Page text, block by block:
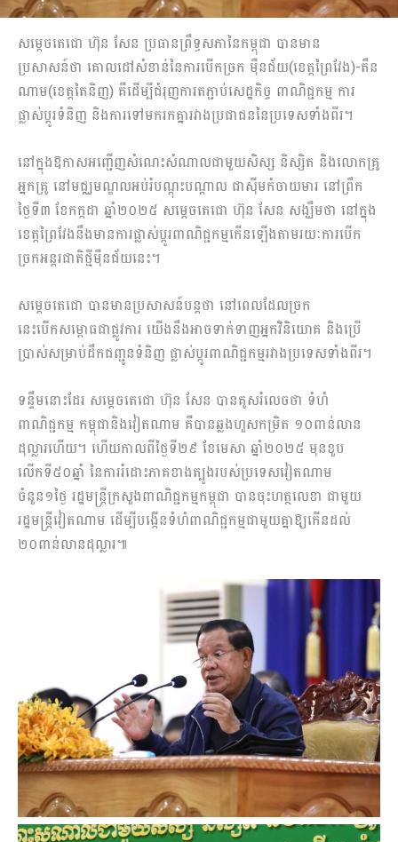
សម្ដេចតេជោ ហ៊ុន សែន ប្រធានព្រឹទ្ធសភានៃកម្ពុជា បានមាន
ប្រសាសន៍ថា គោលដៅសំខាន់នៃការបើកច្រក ម៉ឺន​ជ័យ​(​ខេត្ត​ព្រៃ​វែង​)-​តឹ​ន​
ណា​ម​(​ខេត្ត​តៃ​និ​ញ​) គឺដើម្បីជំរុញការតភ្ជាប់សេដ្ឋកិច្ច ពាណិជ្ជកម្ម ការ
ផ្លាស់ប្ដូរទំនិញ និងការទៅមករកគ្នារវាងប្រជាជននៃប្រទេសទាំងពីរ។
នៅក្នុងឱកាសអញ្ជើញសំណេះសំណាលជាមួយសិស្ស និស្សិត និងលោកគ្រូ
អ្នកគ្រូ នៅមជ្ឈមណ្ឌលអប់រំបណ្តុះបណ្តាល ជាស៊ីមកំចាយមារ នៅព្រឹក
ថ្ងៃទី៣ ខែកក្កដា ឆ្នាំ២០២៥ សម្ដេចតេជោ ហ៊ុន សែន សង្ឃឹមថា នៅក្នុង
ខេត្ដព្រៃវែងនឹងមានការផ្លាស់ប្ដូរពាណិជ្ជកម្មកើនឡើងតាមរយៈការបើក
ច្រកអន្ដរជាតិថ្មីម៉ឺនជ័យនេះ។
សម្ដេចតេជោ បានមានប្រសាសន៍បន្ដថា នៅពេលដែលច្រក
នេះបើកសម្ពោធជាផ្លូវការ យើងនឹងអាចទាក់ទាញអ្នកវិនិយោគ និងប្រើ
ប្រាស់សម្រាប់ដឹកជញ្ជូនទំនិញ ផ្លាស់ប្ដូរពាណិជ្ជកម្មរវាងប្រទេសទាំងពីរ។
ទន្ទឹមនោះដែរ សម្ដេចតេជោ ហ៊ុន សែន បានគូសរំលេចថា ទំហំ
ពាណិជ្ជកម្ម កម្ពុជានិងវៀតណាម គឺបានឆ្លងហួសកម្រិត ១០ពាន់លាន
ដុល្លារហើយ។ ហើយកាលពីថ្ងៃទី២៩ ខែមេសា ឆ្នាំ២០២៥ មុនខួប
លើកទី៥០ឆ្នាំ នៃការរំដោះភាគខាងត្បូងរបស់ប្រទេសវៀតណាម
ចំនួន១ថ្ងៃ រដ្ឋមន្រ្ដីក្រសួងពាណិជ្ជកម្មកម្ពុជា បានចុះហត្ថលេខា ជាមួយ
រដ្ឋមន្រ្ដីវៀតណាម ដើម្បីបង្កើនទំហំពាណិជ្ជកម្មជាមួយគ្នាឱ្យកើនដល់
២០ពាន់លានដុល្លារ៕